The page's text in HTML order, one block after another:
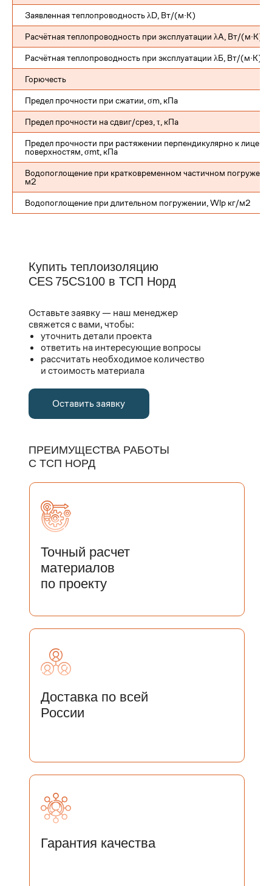
Заявленная теплопроводность λD, Вт/(м·К)
Расчётная теплопроводность при эксплуатации λA, Вт/(м·К)
Расчётная теплопроводность при эксплуатации λБ, Вт/(м·К)
Горючесть
Предел прочности при сжатии, σm, кПа
Предел прочности на сдвиг/срез, τ, кПа
Предел прочности при растяжении перпендикулярно к
поверхностям, σmt, кПа
Водопоглощение при кратковременном частичном
м2
Водопоглощение при длительном погружении, Wlp кг/м2
Оставьте заявку — наш менеджер
свяжется с вами, чтобы:
уточнить детали проекта
ответить на интересующие вопросы
рассчитать необходимое количество
и стоимость материала
Купить теплоизоляцию
CES 75CS100 в ТСП Норд
ПРЕИМУЩЕСТВА РАБОТЫ
С ТСП НОРД
Точный расчет
материалов
по проекту
Доставка по всей
России
Гарантия качества
Оставить заявку
ОСТАЛИСЬ ВОПРОСЫ?
ОСТАВЬТЕ СВОИ ДАННЫЕ И